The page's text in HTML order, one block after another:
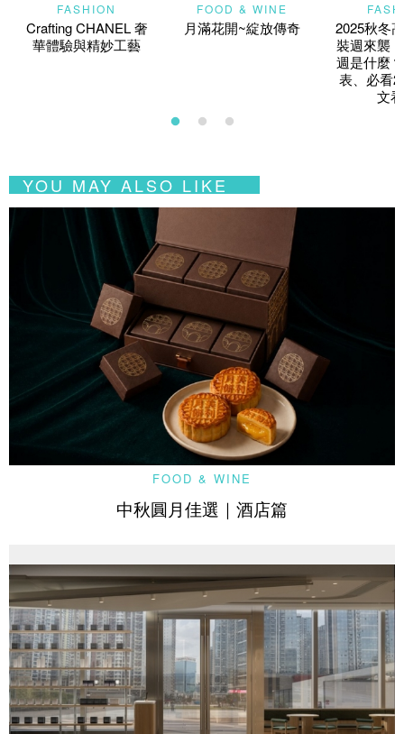
FASHION
Crafting CHANEL 奢
華體驗與精妙工藝
FOOD & WINE
月滿花開~綻放傳奇
2025秋冬
裝週來襲
週是什麼
表、必看
文
YOU MAY ALSO LIKE
FOOD & WINE
中秋圓月佳選｜酒店篇